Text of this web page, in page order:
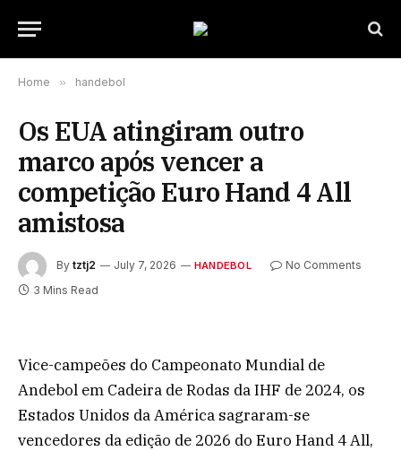
Home » handebol
Os EUA atingiram outro
marco após vencer a
competição Euro Hand 4 All
amistosa
By tztj2 July 7, 2026 HANDEBOL
No Comments
3 Mins Read
Vice-campeões do Campeonato Mundial de
Andebol em Cadeira de Rodas da IHF de 2024, os
Estados Unidos da América sagraram-se
vencedores da edição de 2026 do Euro Hand 4 All,